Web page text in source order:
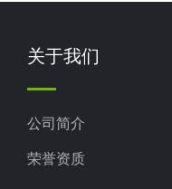
关于我们
公司简介
荣誉资质